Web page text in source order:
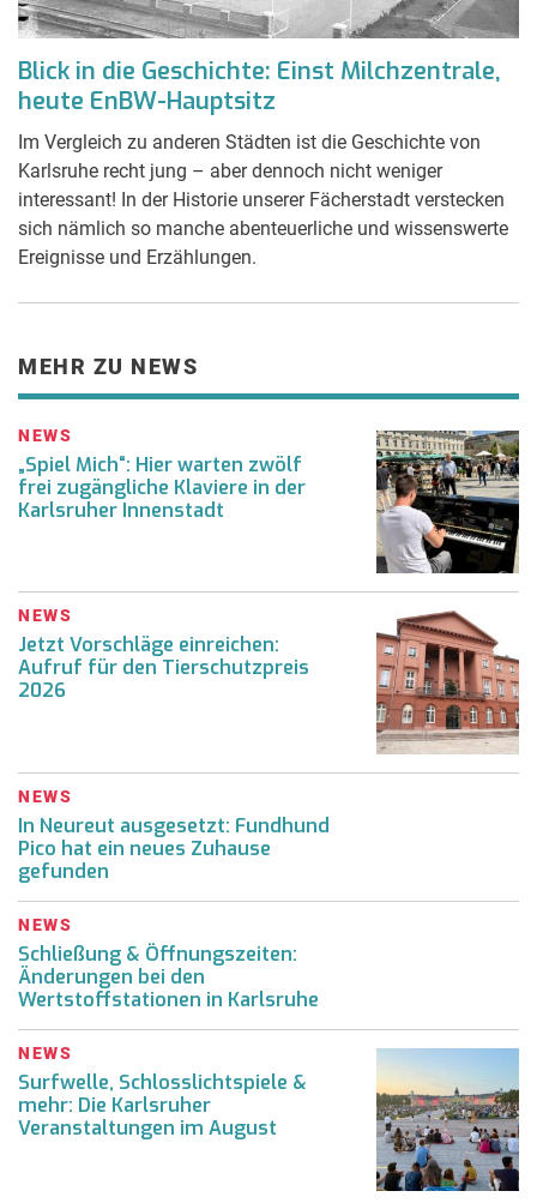
Blick in die Geschichte: Einst Milchzentrale,
heute EnBW-Hauptsitz
Im Vergleich zu anderen Städten ist die Geschichte von
Karlsruhe recht jung – aber dennoch nicht weniger
interessant! In der Historie unserer Fächerstadt verstecken
sich nämlich so manche abenteuerliche und wissenswerte
Ereignisse und Erzählungen.
MEHR ZU NEWS
NEWS
„Spiel Mich“: Hier warten zwölf
frei zugängliche Klaviere in der
Karlsruher Innenstadt
NEWS
Jetzt Vorschläge einreichen:
Aufruf für den Tierschutzpreis
2026
NEWS
In Neureut ausgesetzt: Fundhund
Pico hat ein neues Zuhause
gefunden
NEWS
Schließung & Öffnungszeiten:
Änderungen bei den
Wertstoffstationen in Karlsruhe
NEWS
Surfwelle, Schlosslichtspiele &
mehr: Die Karlsruher
Veranstaltungen im August